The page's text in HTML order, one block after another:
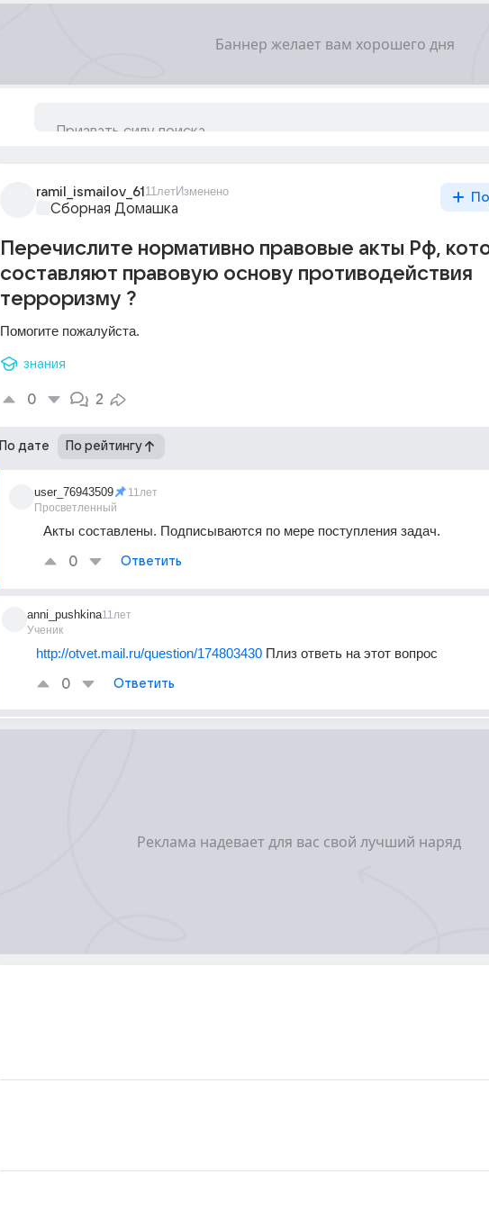
ramil_ismailov_61 11летИзменено
Сборная Домашка
Перечислите нормативно правовые акты Рф,
составляют правовую основу противодействия
терроризму ?
Помогите пожалуйста.
знания
0 2
По дате По рейтингу
user_76943509
Просветленный
11лет
Акты составлены. Подписываются по мере поступления задач.
0 Ответить
anni_pushkina
Ученик
11лет
http://otvet.mail.ru/question/174803430 Плиз ответь на этот вопрос
0 Ответить